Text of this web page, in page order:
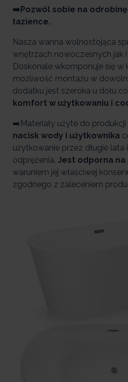
➡️Pozwól sobie na
łazience.
Nasza wanna wolnostojąca
wnętrzach nowoczesnych jak
Doskonale wkomponuje się w
możliwość montażu w
dodatku jest szeroka u dołu
komfort w użytkowaniu i
➡️Materiały użyte do produkcji
nacisk wody i użytkownika
użytkowanie przez długie lata
odprężenia. Jest odporna na
waruniem jej właściwej
zgodnego z zaleceniem